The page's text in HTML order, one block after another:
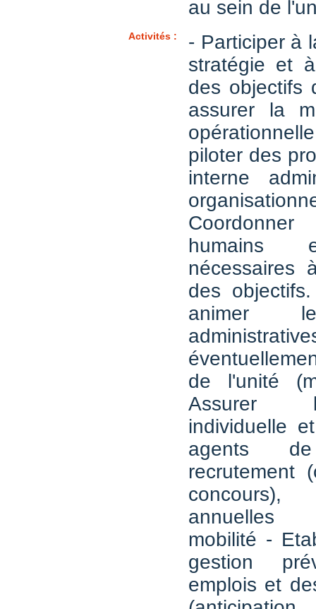
au sein de
Activités :
- Participer à
stratégie et
des objectifs
assurer la
piloter des
interne
humains
nécessaires
des
animer
de l'unité
Assurer
individuelle
agents
recrutement
concours),
annuelles
mobilité -
gestion
emplois et